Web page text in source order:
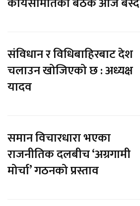
संविधान र विधिबाहिरबाट देश
चलाउन खोजिएको छ : अध्यक्ष
यादव
समान विचारधारा भएका
राजनीतिक दलबीच ‘अग्रगामी
मोर्चा’ गठनको प्रस्ताव